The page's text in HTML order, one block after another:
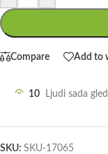
Compare Add to
10 Ljudi sada
SKU: SKU-17065